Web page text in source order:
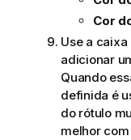
Cor
Use a
adicionar
Quando
definida é
do rótulo
melhor